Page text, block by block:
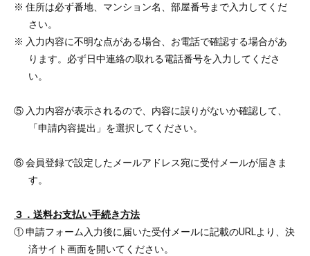
※ 住所は必ず番地、マンション名、部屋番号まで入力してくだ
さい。
※ 入力内容に不明な点がある場合、お電話で確認する場合があ
ります。必ず日中連絡の取れる電話番号を入力してくださ
い。
⑤ 入力内容が表示されるので、内容に誤りがないか確認して、
「申請内容提出」を選択してください。
⑥ 会員登録で設定したメールアドレス宛に受付メールが届きま
す。
３．送料お支払い手続き方法
① 申請フォーム入力後に届いた受付メールに記載のURLより、決
済サイト画面を開いてください。